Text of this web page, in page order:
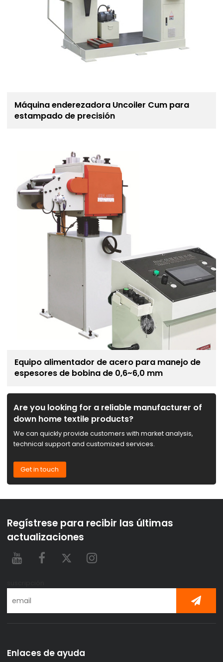
Máquina enderezadora Uncoiler Cum para
estampado de precisión
Equipo alimentador de acero para manejo de
espesores de bobina de 0,6~6,0 mm
Are you looking for a reliable manufacturer of
down home textile products?
We can quickly provide customers with market analysis,
technical support and customized services.
Get in touch
Regístrese para recibir las últimas
actualizaciones
Enlaces de ayuda